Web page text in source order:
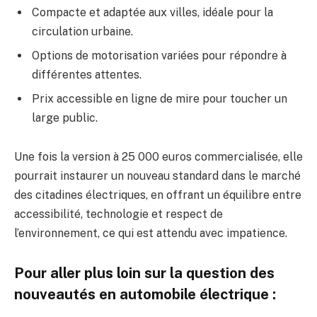
Compacte et adaptée aux villes, idéale pour la
circulation urbaine.
Options de motorisation variées pour répondre à
différentes attentes.
Prix accessible en ligne de mire pour toucher un
large public.
Une fois la version à 25 000 euros commercialisée, elle
pourrait instaurer un nouveau standard dans le marché
des citadines électriques, en offrant un équilibre entre
accessibilité, technologie et respect de
l’environnement, ce qui est attendu avec impatience.
Pour aller plus loin sur la question des
nouveautés en automobile électrique :